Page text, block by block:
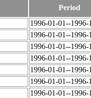
Period
1996-01-01--
1996-01-01--
1996-01-01--
1996-01-01--
1996-01-01--
1996-01-01--
1996-01-01--